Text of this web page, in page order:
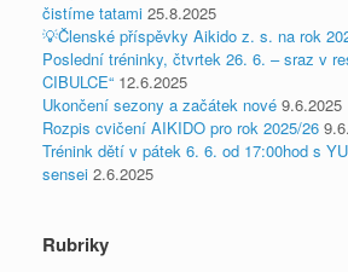
čistíme tatami 25.8.2025
💡Členské příspěvky Aikido z. s. na rok
Poslední tréninky, čtvrtek 26. 6. – sraz v
CIBULCE“ 12.6.2025
Ukončení sezony a začátek nové 9.6.2025
Rozpis cvičení AIKIDO pro rok 2025/26
Trénink dětí v pátek 6. 6. od 17:00hod s
sensei 2.6.2025
Rubriky